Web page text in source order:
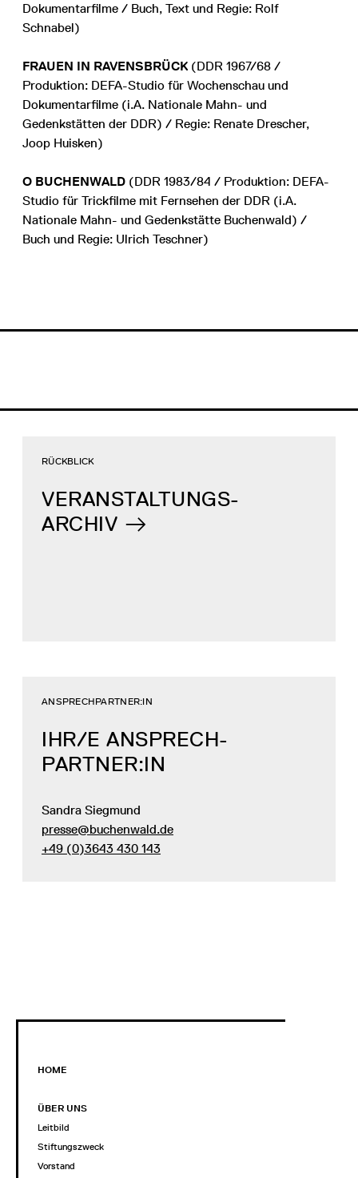
Dokumentarfilme / Buch, Text und Regie: Rolf
Schnabel)
FRAUEN IN RAVENSBRÜCK (DDR 1967/68 /
Produktion: DEFA-Studio für Wochenschau und
Dokumentarfilme (i.A. Nationale Mahn- und
Gedenkstätten der DDR) / Regie: Renate Drescher,
Joop Huisken)
O BUCHENWALD (DDR 1983/84 / Produktion: DEFA-
Studio für Trickfilme mit Fernsehen der DDR (i.A.
Nationale Mahn- und Gedenkstätte Buchenwald) /
Buch und Regie: Ulrich Teschner)
VERANSTALTUNGS-
ARCHIV
RÜCKBLICK
IHR/E ANSPRECH­
PARTNER:IN
ANSPRECHPARTNER:IN
Sandra Siegmund
presse@buchenwald.de
+49 (0)3643 430 143
HOME
ÜBER UNS
Leitbild
Stiftungszweck
Vorstand